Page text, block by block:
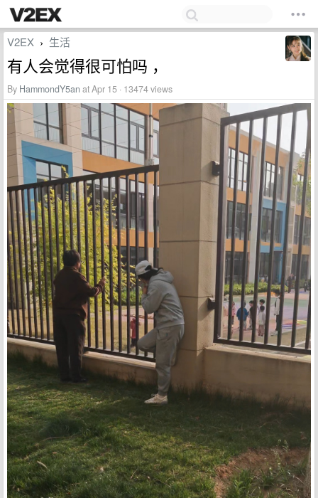
V2EX › 生活
有人会觉得很可怕吗 ，
By HammondY5an at Apr 15 · 13474 views